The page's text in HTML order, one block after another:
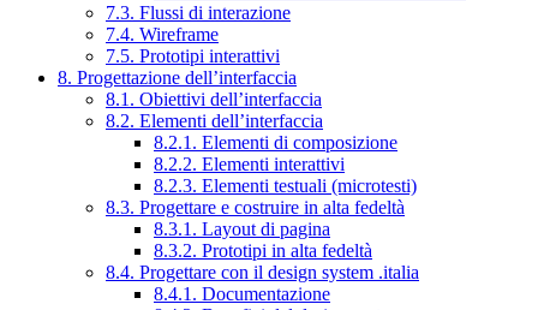
7.3. Flussi di interazione
7.4. Wireframe
7.5. Prototipi interattivi
8. Progettazione dell’interfaccia
8.1. Obiettivi dell’interfaccia
8.2. Elementi dell’interfaccia
8.2.1. Elementi di composizione
8.2.2. Elementi interattivi
8.2.3. Elementi testuali (microtesti)
8.3. Progettare e costruire in alta fedeltà
8.3.1. Layout di pagina
8.3.2. Prototipi in alta fedeltà
8.4. Progettare con il design system .italia
8.4.1. Documentazione